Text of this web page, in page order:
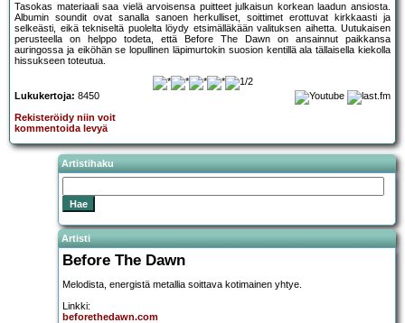
Tasokas materiaali saa vielä arvoisensa puitteet julkaisun korkean laadun ansiosta.
Albumin soundit ovat sanalla sanoen herkulliset, soittimet erottuvat kirkkaasti ja
selkeästi, eikä tekniseltä puolelta löydy etsimälläkään valituksen aihetta. Uutukaisen
perusteella on helppo todeta, että Before The Dawn on ansainnut paikkansa
auringossa ja eiköhän se lopullinen läpimurtokin suosion kentillä ala tällaisella kiekolla
hissukseen toteutua.
Lukukertoja: 8450
Rekisteröidy niin voit
kommentoida levyä
Artistihaku
Artisti
Before The Dawn
Melodista, energistä metallia soittava kotimainen yhtye.
Linkki:
beforethedawn.com